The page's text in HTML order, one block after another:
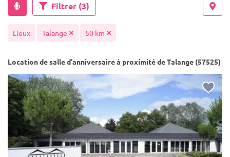
Filtrer (3)
Lieux Talange 50 km
Location de salle d'anniversaire à proximité de Talange (57525)